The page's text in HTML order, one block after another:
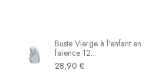
Buste Vierge à l'enfant en
faïence 12...
28,90 €